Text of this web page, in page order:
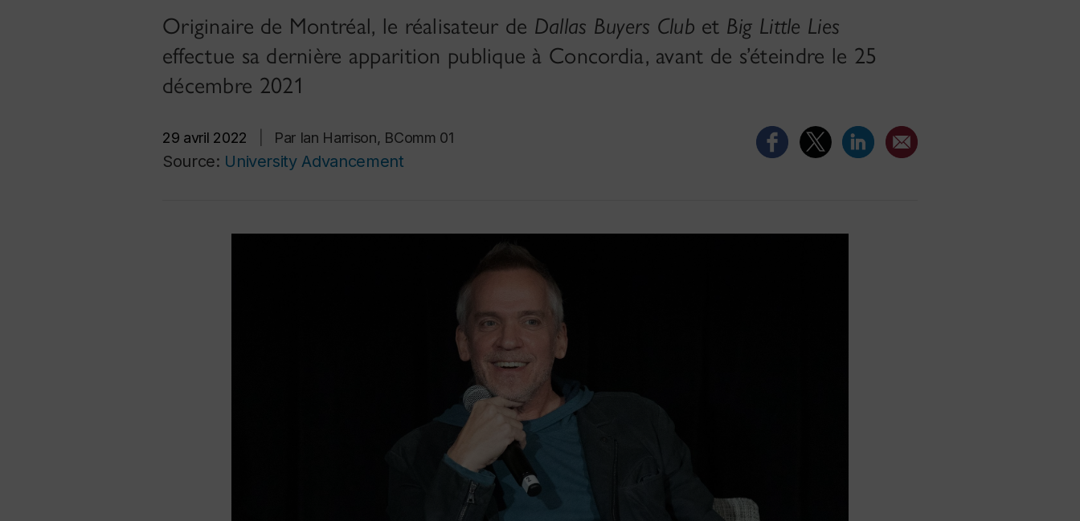
Originaire de Montréal, le réalisateur de Dallas Buyers Club et Big Little Lies
effectue sa dernière apparition publique à Concordia, avant de s’éteindre le 25
décembre 2021
29 avril 2022 Par Ian Harrison, BComm 01
Source: University Advancement